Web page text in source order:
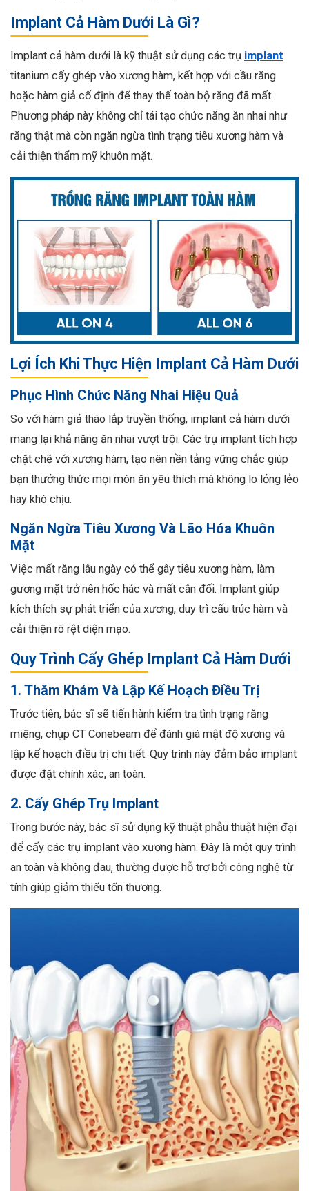
Implant Cả Hàm Dưới Là Gì?
Implant cả hàm dưới là kỹ thuật sử dụng các trụ implant
titanium cấy ghép vào xương hàm, kết hợp với cầu răng
hoặc hàm giả cố định để thay thế toàn bộ răng đã mất.
Phương pháp này không chỉ tái tạo chức năng ăn nhai như
răng thật mà còn ngăn ngừa tình trạng tiêu xương hàm và
cải thiện thẩm mỹ khuôn mặt.
Lợi Ích Khi Thực Hiện Implant Cả Hàm Dưới
Phục Hình Chức Năng Nhai Hiệu Quả
So với hàm giả tháo lắp truyền thống, implant cả hàm dưới
mang lại khả năng ăn nhai vượt trội. Các trụ implant tích hợp
chặt chẽ với xương hàm, tạo nên nền tảng vững chắc giúp
bạn thưởng thức mọi món ăn yêu thích mà không lo lỏng lẻo
hay khó chịu.
Ngăn Ngừa Tiêu Xương Và Lão Hóa Khuôn
Mặt
Việc mất răng lâu ngày có thể gây tiêu xương hàm, làm
gương mặt trở nên hốc hác và mất cân đối. Implant giúp
kích thích sự phát triển của xương, duy trì cấu trúc hàm và
cải thiện rõ rệt diện mạo.
Quy Trình Cấy Ghép Implant Cả Hàm Dưới
1. Thăm Khám Và Lập Kế Hoạch Điều Trị
Trước tiên, bác sĩ sẽ tiến hành kiểm tra tình trạng răng
miệng, chụp CT Conebeam để đánh giá mật độ xương và
lập kế hoạch điều trị chi tiết. Quy trình này đảm bảo implant
được đặt chính xác, an toàn.
2. Cấy Ghép Trụ Implant
Trong bước này, bác sĩ sử dụng kỹ thuật phẫu thuật hiện đại
để cấy các trụ implant vào xương hàm. Đây là một quy trình
an toàn và không đau, thường được hỗ trợ bởi công nghệ từ
tính giúp giảm thiểu tổn thương.